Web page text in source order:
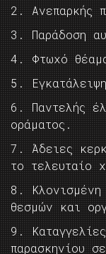
2. Ανεπαρκής
3. Παράδοση
4. Φτωχό
5.
6. Παντελής
οράματος.
7. Άδειες
το τελευταίο
8. Κλονισμένη
θεσμών και
9.
παρασκηνίου